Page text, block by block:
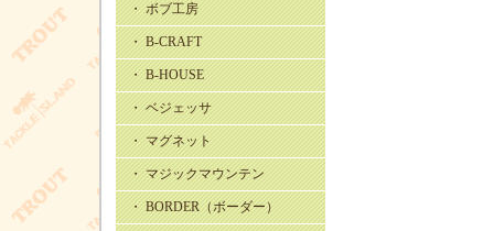
・ ボブ工房
・ B-CRAFT
・ B-HOUSE
・ ベジェッサ
・ マグネット
・ マジックマウンテン
・ BORDER（ボーダー）